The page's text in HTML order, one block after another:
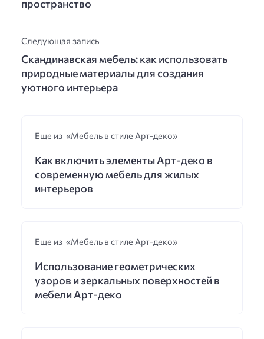
пространство
Следующая запись
Скандинавская мебель: как использовать
природные материалы для создания
уютного интерьера
Еще из «Мебель в стиле Арт-деко»
Как включить элементы Арт-деко в
современную мебель для жилых
интерьеров
Еще из «Мебель в стиле Арт-деко»
Использование геометрических
узоров и зеркальных поверхностей в
мебели Арт-деко